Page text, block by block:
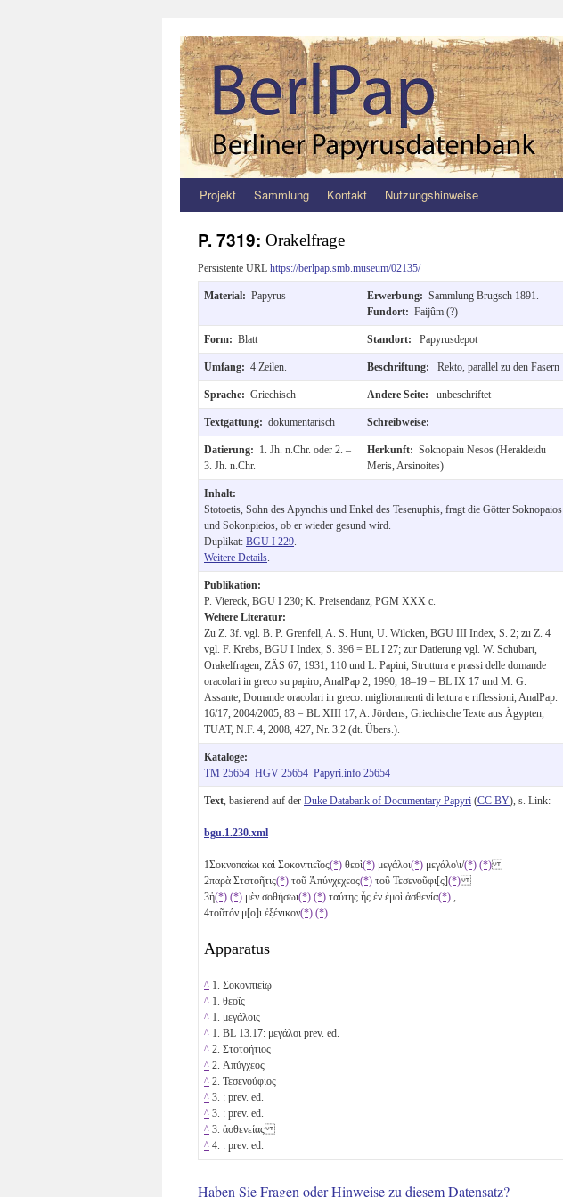
Zum
springen
Projekt Sammlung Kontakt Nutzungshinweise
P. 7319: Orakelfrage
Persistente URL https://berlpap.smb.museum/02135/
Material: Papyrus Erwerbung: Sammlung Brugsch 1891.
Fundort: Faijûm (?)
Form: Blatt Standort: Papyrusdepot
Umfang: 4 Zeilen. Beschriftung: Rekto, parallel zu den Fasern
Sprache: Griechisch Andere Seite: unbeschriftet
Textgattung: dokumentarisch Schreibweise:
Datierung: 1. Jh. n.Chr. oder 2. –
3. Jh. n.Chr.
Herkunft: Soknopaiu Nesos (Herakleidu
Meris, Arsinoites)
Inhalt:
Stotoetis, Sohn des Apynchis und Enkel des Tesenuphis, fragt die Götter Soknopaios
und Sokonpieios, ob er wieder gesund wird.
Duplikat: BGU I 229
Weitere Details
Publikation:
P. Viereck, BGU I 230; K. Preisendanz, PGM XXX c.
Weitere Literatur:
Zu Z. 3f. vgl. B. P. Grenfell, A. S. Hunt, U. Wilcken, BGU III Index, S. 2; zu Z. 4
vgl. F. Krebs, BGU I Index, S. 396 = BL I 27; zur Datierung vgl. W. Schubart,
Orakelfragen, ZÄS 67, 1931, 110 und L. Papini, Struttura e prassi delle domande
oracolari in greco su papiro, AnalPap 2, 1990, 18–19 = BL IX 17 und M. G.
Assante, Domande oracolari in greco: miglioramenti di lettura e riflessioni, AnalPap.
16/17, 2004/2005, 83 = BL XIII 17; A. Jördens, Griechische Texte aus Ägypten,
TUAT, N.F. 4, 2008, 427, Nr. 3.2 (dt. Übers.).
Kataloge:
TM 25654 HGV 25654 Papyri.info 25654
Text , basierend auf der Duke Databank of Documentary Papyri (CC BY), s. Link:
bgu.1.230.xml
1Σοκνοπαίωι καὶ Σοκονπιεῖος(*) θεοὶ(*) μεγάλοι(*) μεγάλο\ι/(*) (*)
2παρὰ Στοτοῆτις(*) τοῦ Ἀπύνχεχεος(*) τοῦ Τεσενοῦφι[ς](*)
3ἠ(*) (*) μὲν σοθήσωι(*) (*) ταύτης ἧς ἐν ἐμοὶ ἀσθενία(*)
4τοῦτόν μ[ο]ι ἐξένικον(*) (*)
Apparatus
^ 1. Σοκονπιείῳ
^ 1. θεοῖς
^ 1. μεγάλοις
^ 1. BL 13.17: μεγάλοι prev. ed.
^ 2. Στοτοήτιος
^ 2. Ἀπύγχεος
^ 2. Τεσενούφιος
^ 3. : prev. ed.
^ 3. : prev. ed.
^ 3. ἀσθενείας
^ 4. : prev. ed.
Haben Sie Fragen oder Hinweise zu diesem Datensatz?